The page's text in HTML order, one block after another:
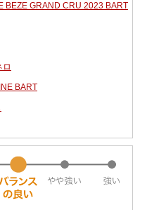
BEZE GRAND CRU 2023 BART
ロ
BART